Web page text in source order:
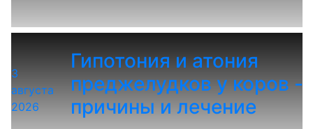
3
августа
2026
Гипотония и атония
преджелудков у коров -
причины и лечение